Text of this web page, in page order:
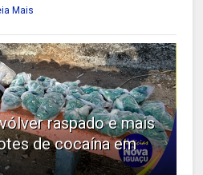
Mais
raspado e mais
de cocaína em